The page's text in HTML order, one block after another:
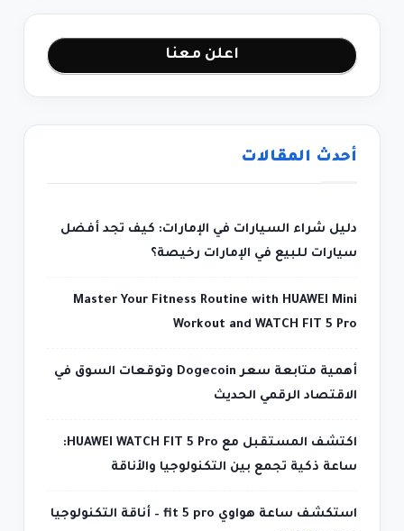
اعلن معنا
أحدث المقالات
دليل شراء السيارات في الإمارات: كيف تجد أفضل
سيارات للبيع في الإمارات رخيصة؟
Master Your Fitness Routine with HUAWEI Mini
Workout and WATCH FIT 5 Pro
أهمية متابعة سعر Dogecoin وتوقعات السوق في
الاقتصاد الرقمي الحديث
اكتشف المستقبل مع HUAWEI WATCH FIT 5 Pro:
ساعة ذكية تجمع بين التكنولوجيا والأناقة
استكشف ساعة هواوي fit 5 pro – أناقة التكنولوجيا